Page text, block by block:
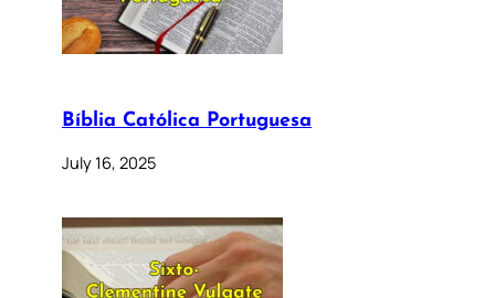
Bíblia Católica Portuguesa
July 16, 2025